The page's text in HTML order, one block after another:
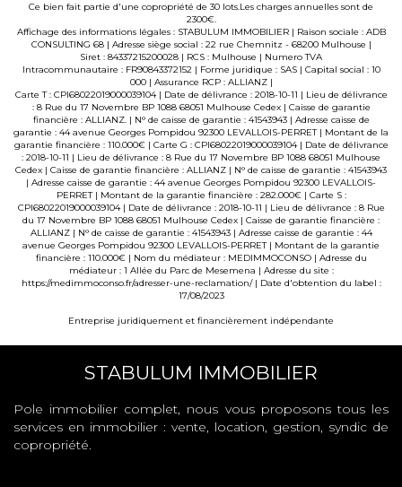
Ce bien fait partie d'une copropriété de 30 lots.Les charges annuelles sont de
2300€.
Affichage des informations légales : STABULUM IMMOBILIER | Raison sociale : ADB
CONSULTING 68 | Adresse siège social : 22 rue Chemnitz - 68200 Mulhouse |
Siret : 84337215200028 | RCS : Mulhouse | Numero TVA
Intracommunautaire : FR90843372152 | Forme juridique : SAS | Capital social : 10
000 | Assurance RCP : ALLIANZ |
Carte T : CPI68022019000039104 | Date de délivrance : 2018-10-11 | Lieu de délivrance
: 8 Rue du 17 Novembre BP 1088 68051 Mulhouse Cedex | Caisse de garantie
financière : ALLIANZ. | N° de caisse de garantie : 41543943 | Adresse caisse de
garantie : 44 avenue Georges Pompidou 92300 LEVALLOIS-PERRET | Montant de la
garantie financière : 110.000€ | Carte G : CPI68022019000039104 | Date de délivrance
: 2018-10-11 | Lieu de délivrance : 8 Rue du 17 Novembre BP 1088 68051 Mulhouse
Cedex | Caisse de garantie financière : ALLIANZ | N° de caisse de garantie : 41543943
| Adresse caisse de garantie : 44 avenue Georges Pompidou 92300 LEVALLOIS-
PERRET | Montant de la garantie financière : 282.000€ | Carte S :
CPI68022019000039104 | Date de délivrance : 2018-10-11 | Lieu de délivrance : 8 Rue
du 17 Novembre BP 1088 68051 Mulhouse Cedex | Caisse de garantie financière :
ALLIANZ | N° de caisse de garantie : 41543943 | Adresse caisse de garantie : 44
avenue Georges Pompidou 92300 LEVALLOIS-PERRET | Montant de la garantie
financière : 110.000€ | Nom du médiateur : MEDIMMOCONSO | Adresse du
médiateur : 1 Allée du Parc de Mesemena | Adresse du site :
https://medimmoconso.fr/adresser-une-reclamation/| Date d'obtention du label :
17/08/2023
Entreprise juridiquement et financièrement indépendante
STABULUM IMMOBILIER
Pole immobilier complet, nous vous proposons tous les
services en immobilier : vente, location, gestion, syndic de
copropriété.